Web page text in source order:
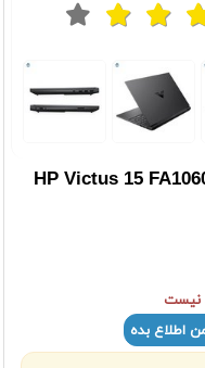
HP Victus 15
نیست
اطلاع بده